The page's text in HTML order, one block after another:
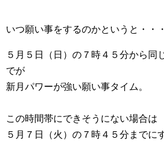
いつ願い事をするのかというと・・・
５月５日（日）の７時４５分から同
でが
新月パワーが強い願い事タイム。
この時間帯にできそうにない場合は
５月７日（火）の７時４５分までに